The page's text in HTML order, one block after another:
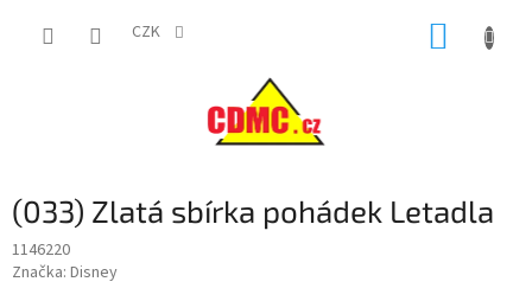
CZK
(033) Zlatá sbírka pohádek Letadla
1146220
Značka: Disney